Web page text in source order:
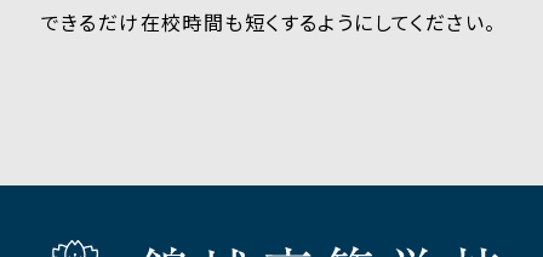
できるだけ在校時間も短くするようにしてください。